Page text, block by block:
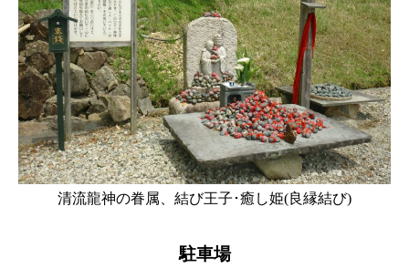
清流龍神の眷属、結び王子･癒し姫(良縁結び)
駐車場